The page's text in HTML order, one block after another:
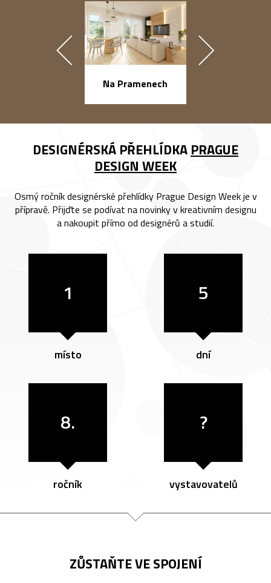
Na Pramenech
DESIGNÉRSKÁ PŘEHLÍDKA PRAGUE
DESIGN WEEK
Osmý ročník designérské přehlídky Prague Design Week je v
přípravě. Přijďte se podívat na novinky v kreativním designu
a nakoupit přímo od designérů a studií.
1
místo
5
dní
8.
ročník
?
vystavovatelů
ZŮSTAŇTE VE SPOJENÍ